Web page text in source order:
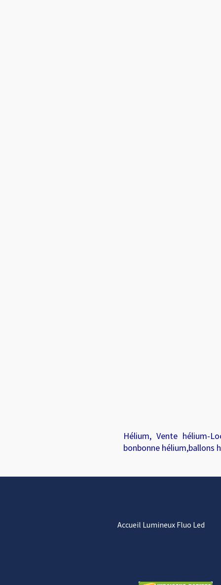
Accueil Lumineux Fluo Led
Hélium, Vente hélium-
bonbonne hélium,ballons